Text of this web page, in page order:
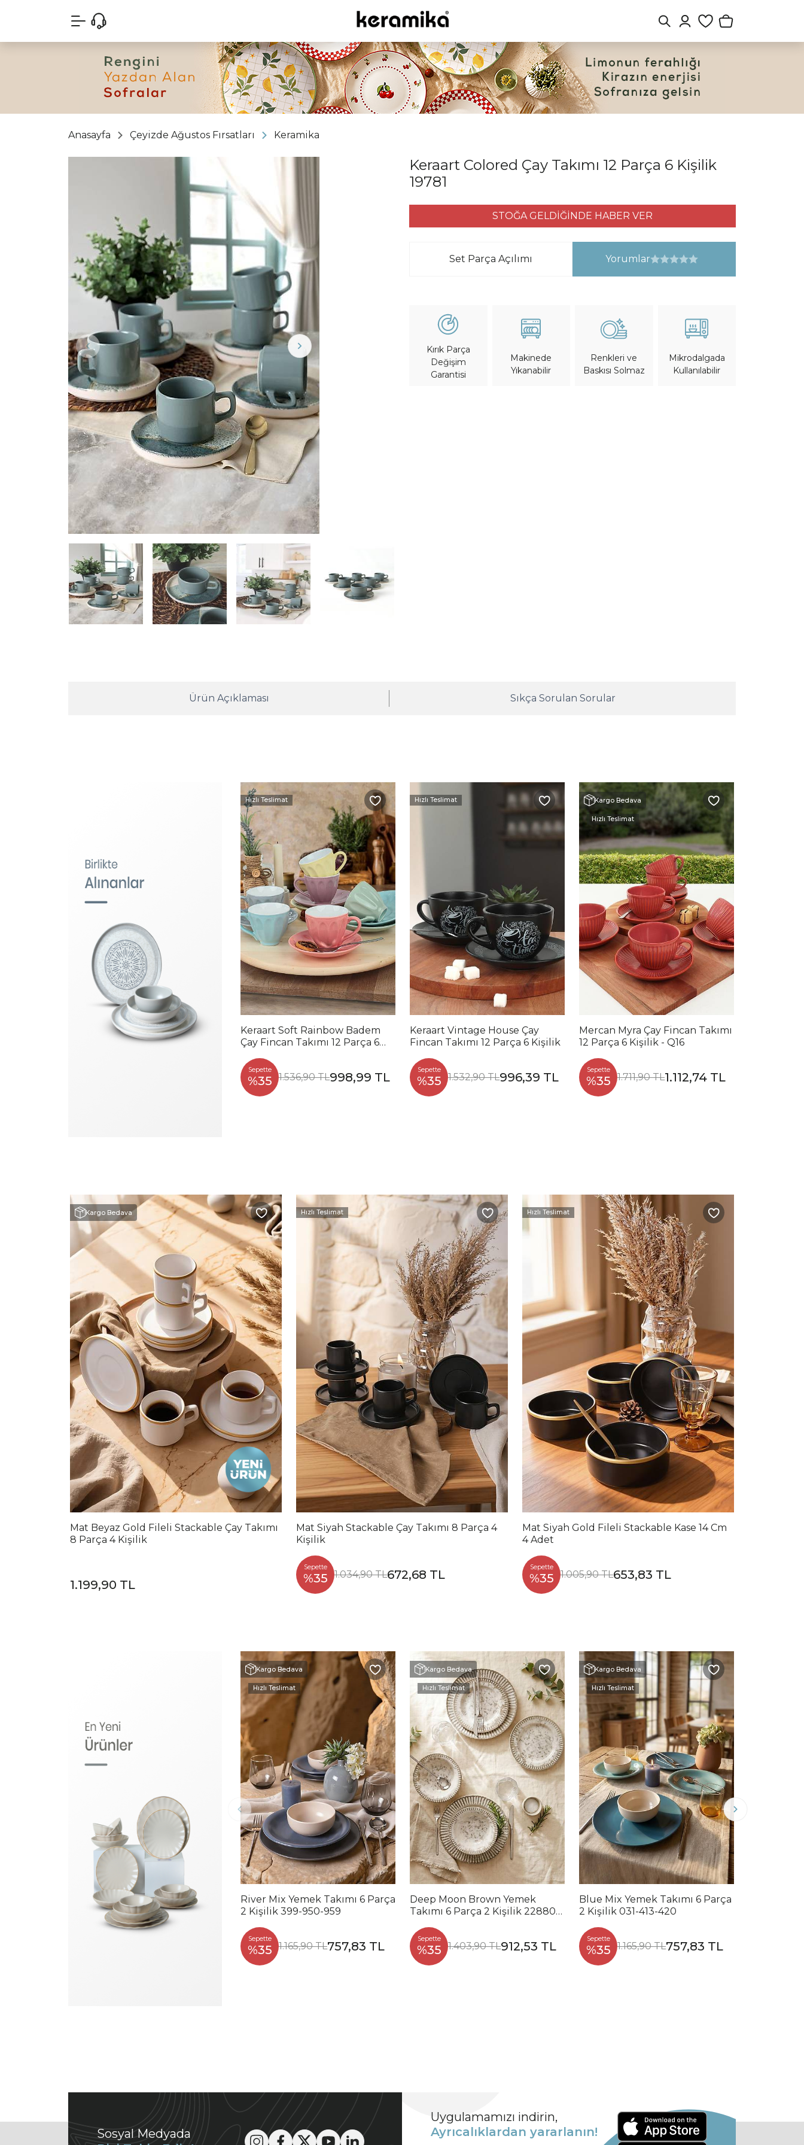
Anasayfa Çeyizde Ağustos Fırsatları Keramika
Keraart Colored Çay Takımı 12 Parça 6 Kişilik
19781
STOĞA GELDİĞİNDE HABER VER
Set Parça Açılımı Yorumlar
Kırık Parça
Değişim
Garantisi
Makinede
Yıkanabilir
Renkleri ve
Baskısı Solmaz
Mikrodalgada
Kullanılabilir
Ürün Açıklaması Sıkça Sorulan Sorular
Hızlı Teslimat
Keraart Soft Rainbow Badem
Çay Fincan Takımı 12 Parça 6
Sepette
%35 1.536,90 TL998,99 TL
Hızlı Teslimat
Keraart Vintage House Çay
Fincan Takımı 12 Parça 6 Kişilik
Sepette
%35 1.532,90 TL996,39 TL
Kargo Bedava
Hızlı Teslimat
Mercan Myra Çay Fincan Takımı
12 Parça 6 Kişilik - Q16
Sepette
%35 1.711,90 TL1.112,74 TL
Kargo Bedava
Mat Beyaz Gold Fileli Stackable Çay Takımı
8 Parça 4 Kişilik
1.199,90 TL
Hızlı Teslimat
Mat Siyah Stackable Çay Takımı 8 Parça 4
Kişilik
Sepette
%35 1.034,90 TL672,68 TL
Hızlı Teslimat
Mat Siyah Gold Fileli Stackable Kase 14 Cm
4 Adet
Sepette
%35 1.005,90 TL653,83 TL
Kargo Bedava
Hızlı Teslimat
River Mix Yemek Takımı 6 Parça
2 Kişilik 399-950-959
Sepette
%35 1.165,90 TL757,83 TL
Kargo Bedava
Hızlı Teslimat
Deep Moon Brown Yemek
Takımı 6 Parça 2 Kişilik 22880-
Sepette
%35 1.403,90 TL912,53 TL
Kargo Bedava
Hızlı Teslimat
Blue Mix Yemek Takımı 6 Parça
2 Kişilik 031-413-420
Sepette
%35 1.165,90 TL757,83 TL
Sosyal Medyada
Uygulamamızı indirin,
Ayrıcalıklardan yararlanın!